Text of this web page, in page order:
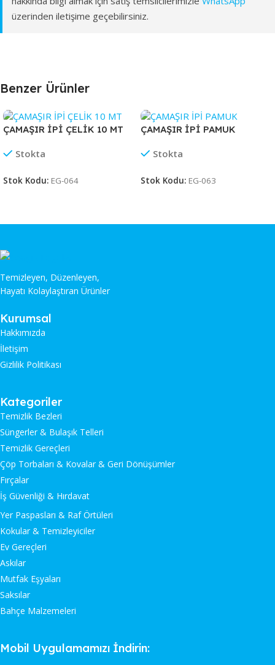
üzerinden iletişime geçebilirsiniz.
Benzer Ürünler
ÇAMAŞIR İPİ ÇELİK 10 MT
Stokta
Stok Kodu: EG-064
ÇAMAŞIR İPİ PAMUK
Stokta
Stok Kodu: EG-063
Temizleyen, Düzenleyen,
Hayatı Kolaylaştıran Ürünler
Kurumsal
Hakkımızda
İletişim
Gizlilik Politikası
Kategoriler
Temizlik Bezleri
Süngerler & Bulaşık Telleri
Temizlik Gereçleri
Çöp Torbaları & Kovalar & Geri Dönüşümler
Fırçalar
İş Güvenliği & Hırdavat
Yer Paspasları & Raf Örtüleri
Kokular & Temizleyiciler
Ev Gereçleri
Askılar
Mutfak Eşyaları
Saksılar
Bahçe Malzemeleri
Mobil Uygulamamızı İndirin: